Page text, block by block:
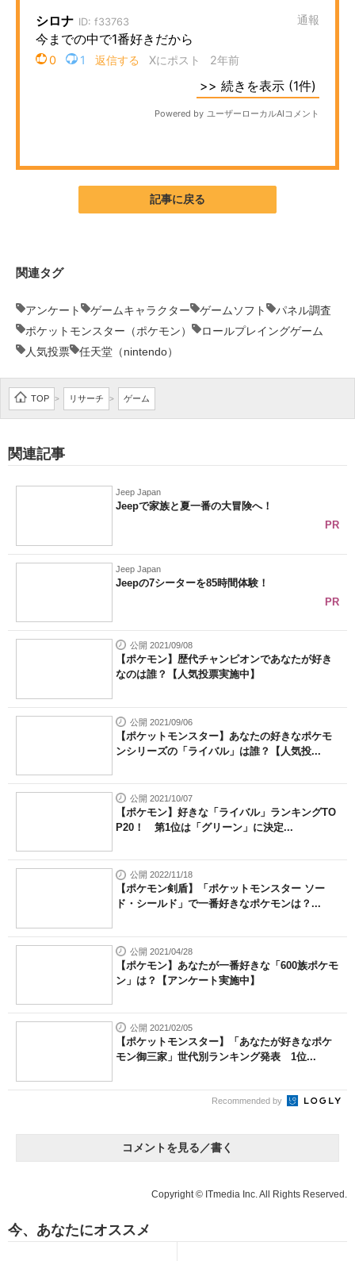
記事に戻る
関連タグ
アンケート ゲームキャラクター ゲームソフト
パネル調査
ポケットモンスター（ポケモン）
ロールプレイングゲーム
人気投票
任天堂（nintendo）
TOP > リサーチ > ゲーム
関連記事
Jeep Japan
Jeepで家族と夏一番の大冒険へ！
PR
Jeep Japan
Jeepの7シーターを85時間体験！
PR
公開 2021/09/08
【ポケモン】歴代チャンピオンであなたが好き
なのは誰？【人気投票実施中】
公開 2021/09/06
【ポケットモンスター】あなたの好きなポケモ
ンシリーズの「ライバル」は誰？【人気投...
公開 2021/10/07
【ポケモン】好きな「ライバル」ランキングTO
P20！ 第1位は「グリーン」に決定...
公開 2022/11/18
【ポケモン剣盾】「ポケットモンスター ソー
ド・シールド」で一番好きなポケモンは？...
公開 2021/04/28
【ポケモン】あなたが一番好きな「600族ポケモ
ン」は？【アンケート実施中】
公開 2021/02/05
【ポケットモンスター】「あなたが好きなポケ
モン御三家」世代別ランキング発表 1位...
Recommended by
コメントを見る／書く
Copyright © ITmedia Inc. All Rights Reserved.
今、あなたにオススメ